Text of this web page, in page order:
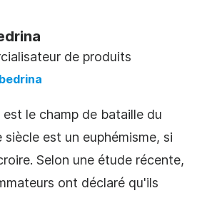
de produits
le champ de bataille du
siècle est un euphémisme, si
Selon une étude récente,
ont déclaré qu'ils